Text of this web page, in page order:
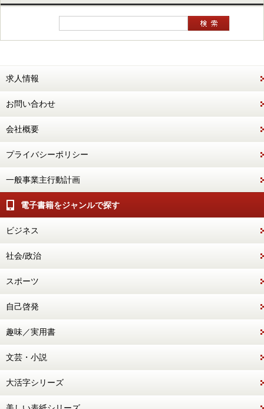
求人情報
お問い合わせ
会社概要
プライバシーポリシー
一般事業主行動計画
電子書籍をジャンルで探す
ビジネス
社会/政治
スポーツ
自己啓発
趣味／実用書
文芸・小説
大活字シリーズ